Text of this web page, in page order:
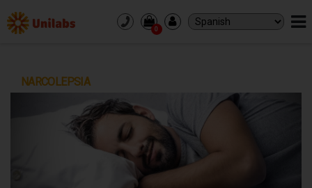
ANÁLISIS Y RECOGIDA DE MUESTRAS
DIAGNÓSTICO POR IMAGEN
ANÁLISIS Y RECOGIDA DE MUESTRAS
DIAGNÓSTICO POR IMAGEN
0
NARCOLEPSIA